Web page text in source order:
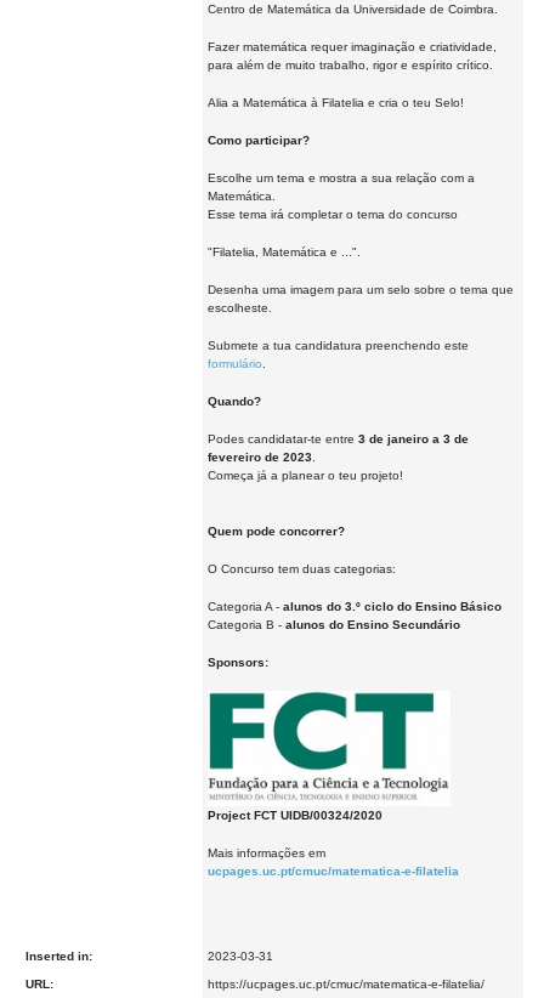
Centro de Matemática da Universidade de Coimbra.
Fazer matemática requer imaginação e criatividade,
para além de muito trabalho, rigor e espírito crítico.
Alia a Matemática à Filatelia e cria o teu Selo!
Como participar?
Escolhe um tema e mostra a sua relação com a
Matemática.
Esse tema irá completar o tema do concurso
"Filatelia, Matemática e ...".
Desenha uma imagem para um selo sobre o tema que
escolheste.
Submete a tua candidatura preenchendo este
formulário
Quando?
Podes candidatar-te entre 3 de janeiro a 3 de
fevereiro de 2023
Começa já a planear o teu projeto!
Quem pode concorrer?
O Concurso tem duas categorias:
Categoria A - alunos do 3.º ciclo do Ensino Básico
Categoria B - alunos do Ensino Secundário
Sponsors:
Project FCT UIDB/00324/2020
Mais informações em
ucpages.uc.pt/cmuc/matematica-e-filatelia
Inserted in: 2023-03-31
URL: https://ucpages.uc.pt/cmuc/matematica-e-filatelia/